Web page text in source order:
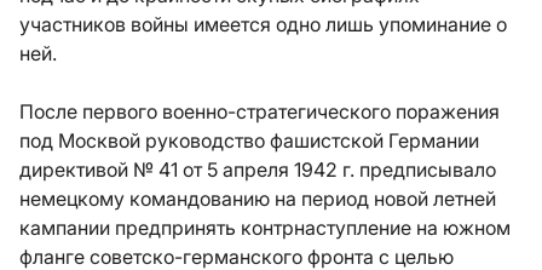
участников войны имеется одно лишь упоминание о
ней.
После первого военно-стратегического поражения
под Москвой руководство фашистской Германии
директивой № 41 от 5 апреля 1942 г. предписывало
немецкому командованию на период новой летней
кампании предпринять контрнаступление на южном
фланге советско-германского фронта с целью